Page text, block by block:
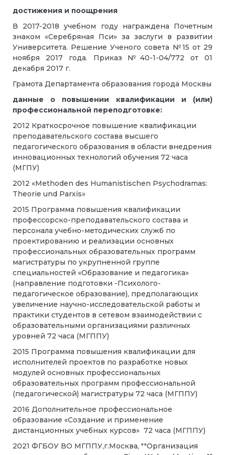
достижения и поощрения
В 2017-2018 учебном году награждена Почетным
знаком «Серебряная Пси» за заслуги в развитии
Университета. Решение Ученого совета №15 от 29
ноября 2017 года. Приказ №40-1-04/772 от 01
декабря 2017 г.
Грамота Департамента образования города Москвы
данные о повышении квалификации и (или)
профессиональной переподготовке:
2012 Краткосрочное повышение квалификации
преподавательского состава высшего
педагогического образования в области внедрения
инновационных технологий обучения 72 часа
(МГПУ)
2012 «Methoden des Humanistischen Psychodramas:
Theorie und Parxis»
2015 Программа повышения квалификации
профессорско-преподавательского состава и
персонала учебно-методических служб по
проектированию и реализации основных
профессиональных образовательных программ
магистратуры по укрупненной группе
специальностей «Образование и педагогика»
(направление подготовки -Психолого-
педагогическое образование), предполагающих
увеличение научно-исследовательской работы и
практики студентов в сетевом взаимодействии с
образовательными организациями различных
уровней 72 часа (МГППУ)
2015 Программа повышения квалификации для
исполнителей проектов по разработке новых
модулей основных профессиональных
образовательных программ профессиональной
(педагогической) магистратуры 72 часа (МГППУ)
2016 Дополнительное профессиональное
образование «Создание и применение
дистанционных учебных курсов» 72 часа (МГППУ)
2021 ФГБОУ ВО МГППУ,г.Москва, ""Организация